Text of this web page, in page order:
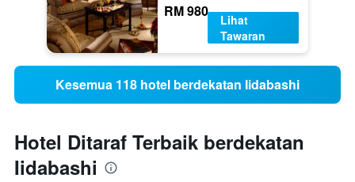
RM 980
Lihat
Tawaran
Kesemua 118 hotel berdekatan Iidabashi
Hotel Ditaraf Terbaik berdekatan
Iidabashi